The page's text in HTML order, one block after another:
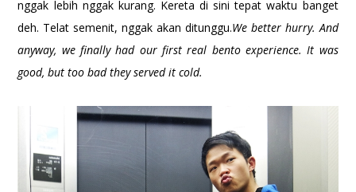
nggak lebih nggak kurang. Kereta di sini tepat waktu banget
deh. Telat semenit, nggak akan ditunggu.We better hurry. And
anyway, we finally had our first real bento experience. It was
good, but too bad they served it cold.